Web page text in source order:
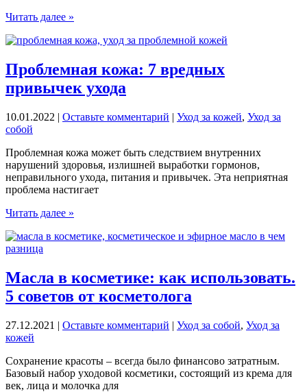
Масло
кремов?
надо
так!
Как
масла?
Читать далее »
Проблемная кожа: 7 вредных
привычек ухода
10.01.2022 | Оставьте комментарий | Уход за кожей, Уход за
собой
Проблемная кожа может быть следствием внутренних
нарушений здоровья, излишней выработки гормонов,
неправильного ухода, питания и привычек. Эта неприятная
проблема настигает
Проблемная
7
вредных
ухода
Читать далее »
Масла в косметике: как использовать.
5 советов от косметолога
27.12.2021 | Оставьте комментарий | Уход за собой, Уход за
кожей
Сохранение красоты – всегда было финансово затратным.
Базовый набор уходовой косметики, состоящий из крема для
век, лица и молочка для